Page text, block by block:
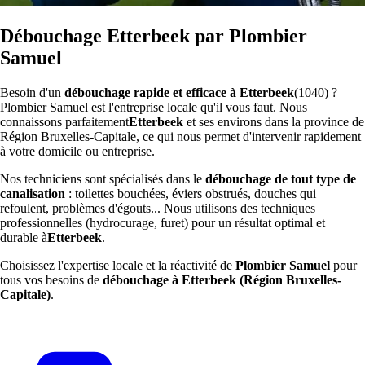
Débouchage Etterbeek par Plombier
Samuel
Besoin d'un débouchage rapide et efficace à Etterbeek(1040) ?
Plombier Samuel est l'entreprise locale qu'il vous faut. Nous
connaissons parfaitementEtterbeek et ses environs dans la province de
Région Bruxelles-Capitale, ce qui nous permet d'intervenir rapidement
à votre domicile ou entreprise.
Nos techniciens sont spécialisés dans le débouchage de tout type de
canalisation : toilettes bouchées, éviers obstrués, douches qui
refoulent, problèmes d'égouts... Nous utilisons des techniques
professionnelles (hydrocurage, furet) pour un résultat optimal et
durable àEtterbeek.
Choisissez l'expertise locale et la réactivité de Plombier Samuel pour
tous vos besoins de débouchage à Etterbeek (Région Bruxelles-
Capitale).